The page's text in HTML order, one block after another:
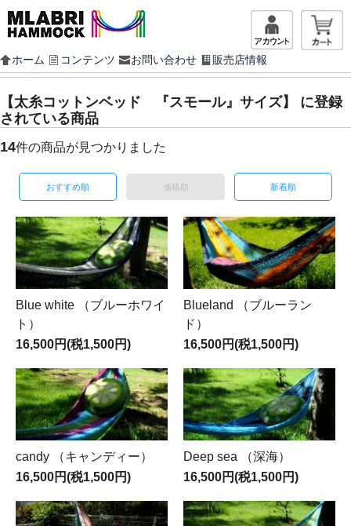
マイアカ
ホーム コンテンツ お問い合わせ 販売店情報
【太糸コットンベッド 『スモール』サイズ】 に登録
されている商品
14件の商品が見つかりました
おすすめ順 価格順 新着順
Blue white （ブルーホワイ
ト）
16,500円(税1,500円)
Blueland （ブルーラン
ド）
16,500円(税1,500円)
candy （キャンディー）
16,500円(税1,500円)
Deep sea （深海）
16,500円(税1,500円)